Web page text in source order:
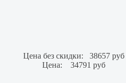
Цена без скидки:
38657 руб
Цена:
34791 руб